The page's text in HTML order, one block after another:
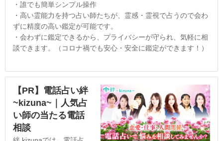
・誰でも簡単シンプル操作
・高い霊能力を持つ占い師たちが、霊感・霊視で占うので会わ
ずに精度の高い鑑定が可能です。
・会わずに鑑定できるから、プライバシーが守られ、気軽に相
談できます。（コロナ禍でも安心・安全に鑑定ができます！）
【PR】電話占い絆
~kizuna~｜人気占
い師の当たる電話
相談